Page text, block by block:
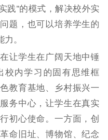
型
传
教育
全民国防教育
保护利
版
读
出版监管
践”的模式，解决校外实
题，也可以培养学生的
。
学生在广阔天地中锤
校内学习的固有思维框
教育基地、乡村振兴一
务中心，让学生在真实
初心使命。一方面，创
命旧址、博物馆、纪念